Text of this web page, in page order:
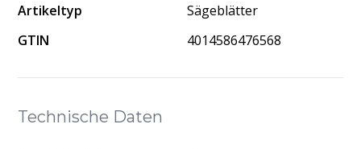
Technische Daten
Artikeltyp
Sägeblätter
GTIN
4014586476568